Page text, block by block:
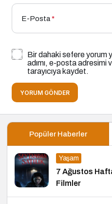
E-Posta*
Bir dahaki sefere yorum
adımı, e-posta adresimi
tarayıcıya kaydet.
YORUM GÖNDER
Popüler Haberler
Yaşam
7 Ağustos
Filmler